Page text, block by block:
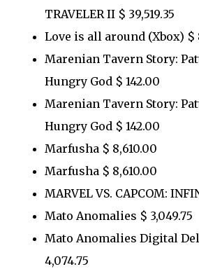
TRAVELER II $ 39,519.35
Love is all around (Xbox) $
Marenian Tavern Story:
Hungry God $ 142.00
Marenian Tavern Story:
Hungry God $ 142.00
Marfusha $ 8,610.00
Marfusha $ 8,610.00
MARVEL VS. CAPCOM:
Mato Anomalies $ 3,049.75
Mato Anomalies Digital
4,074.75